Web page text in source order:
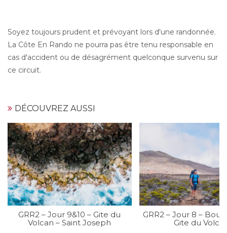
Soyez toujours prudent et prévoyant lors d'une randonnée.
La Côte En Rando ne pourra pas être tenu responsable en
cas d'accident ou de désagrément quelconque survenu sur
ce circuit.
DÉCOUVREZ AUSSI
GRR2 – Jour 9&10 – Gite du
Volcan – Saint Joseph
GRR2 – Jour 8 –
Gite du